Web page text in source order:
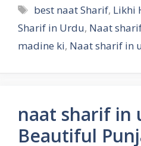
Tags
best naat Sharif, Likhi
Sharif in Urdu, Naat
madine ki, Naat sharif in
naat sharif in
Beautiful